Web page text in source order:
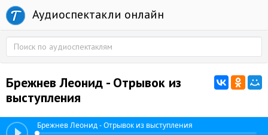
Аудиоспектакли онлайн
Брежнев Леонид - Отрывок из
выступления
Брежнев Леонид - Отрывок из выступления